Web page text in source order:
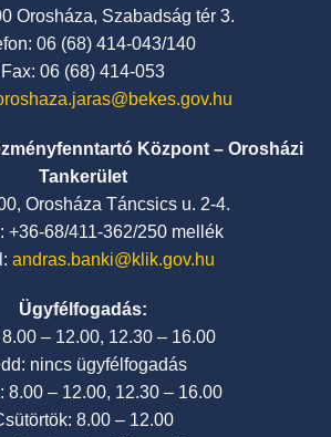
Orosháza, Szabadság tér 3.
06 (68) 414-043/140
Fax: 06 (68) 414-053
Központ – Orosházi
Tankerület
Orosháza Táncsics u. 2-4.
+36-68/411-362/250 mellék
andras.banki@klik.gov.hu
Ügyfélfogadás:
8.00 – 12.00, 12.30 – 16.00
nincs ügyfélfogadás
8.00 – 12.00, 12.30 – 16.00
8.00 – 12.00